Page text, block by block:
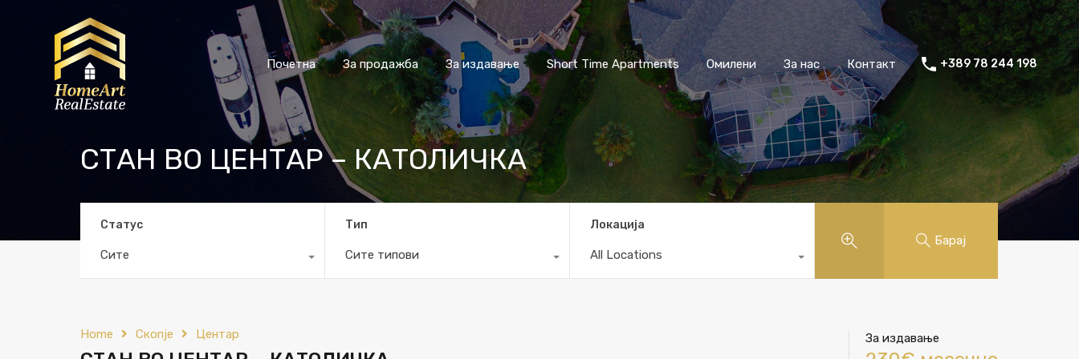
Почетна За продажба За издавање Short Time Apartments Омилени За нас Контакт +389 78 244 198
СТАН ВО ЦЕНТАР – КАТОЛИЧКА
Статус
Сите
Тип
Сите типови
Локација
All Locations
Барај
Home Скопје Центар За издавање